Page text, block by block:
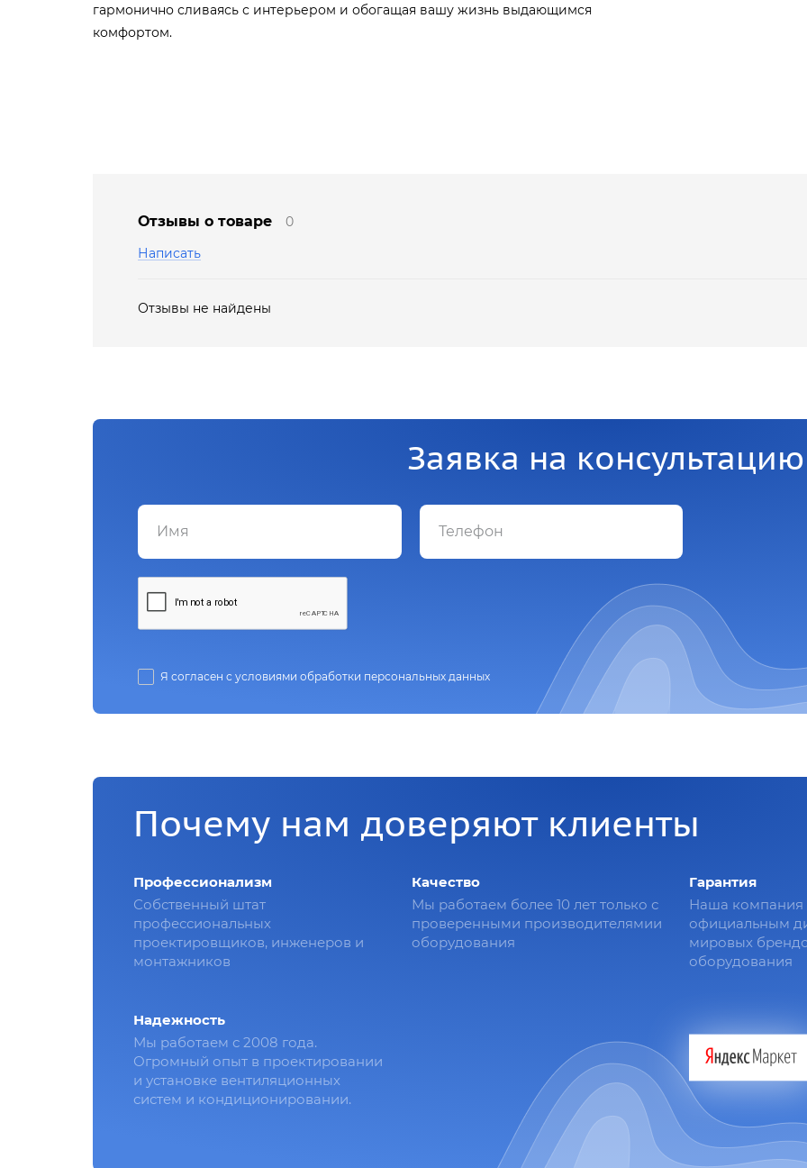
гармонично сливаясь с интерьером и обогащая вашу жизнь выдающимся
комфортом.
Отзывы о товаре
0
Написать
Отзывы не найдены
Заявка на консультацию
Я согласен с условиями обработки персональных данных
Почему нам доверяют клиенты
Профессионализм
Собственный штат
профессиональных
проектировщиков, инженеров и
монтажников
Качество
Мы работаем более 10 лет только с
проверенными производителямии
оборудования
Гарантия
Наша компания
официальным
мировых
оборудования
Надежность
Мы работаем с 2008 года.
Огромный опыт в проектировании
и установке вентиляционных
систем и кондиционировании.